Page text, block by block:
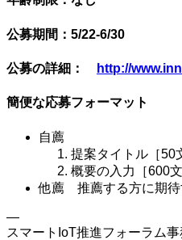
公募期間：5/22-6/30
公募の詳細： http://
簡便な応募フォーマット
自薦
提案タイトル［50
概要の入力［600文
他薦 推薦する方に期待
—
スマートIoT推進フォーラム事